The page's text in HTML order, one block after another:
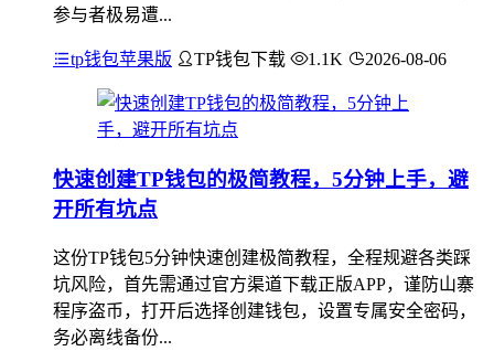
参与者极易遭...
tp钱包苹果版 TP钱包下载 1.1K 2026-08-06
快速创建TP钱包的极简教程，5分钟上手，避
开所有坑点
这份TP钱包5分钟快速创建极简教程，全程规避各类踩
坑风险，首先需通过官方渠道下载正版APP，谨防山寨
程序盗币，打开后选择创建钱包，设置专属安全密码，
务必离线备份...